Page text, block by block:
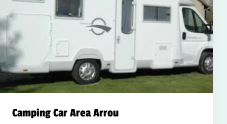
Camping Car Area Arrou